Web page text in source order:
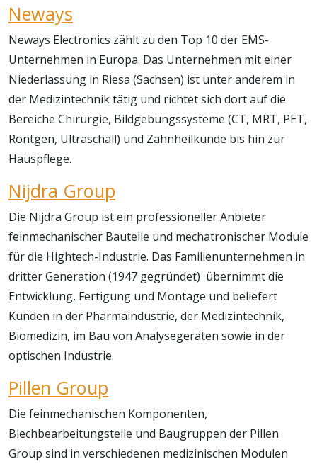
Neways
Neways Electronics zählt zu den Top 10 der EMS-
Unternehmen in Europa. Das Unternehmen mit einer
Niederlassung in Riesa (Sachsen) ist unter anderem in
der Medizintechnik tätig und richtet sich dort auf die
Bereiche Chirurgie, Bildgebungssysteme (CT, MRT, PET,
Röntgen, Ultraschall) und Zahnheilkunde bis hin zur
Hauspflege.
Nijdra Group
Die Nijdra Group ist ein professioneller Anbieter
feinmechanischer Bauteile und mechatronischer Module
für die Hightech-Industrie. Das Familienunternehmen in
dritter Generation (1947 gegründet) übernimmt die
Entwicklung, Fertigung und Montage und beliefert
Kunden in der Pharmaindustrie, der Medizintechnik,
Biomedizin, im Bau von Analysegeräten sowie in der
optischen Industrie.
Pillen Group
Die feinmechanischen Komponenten,
Blechbearbeitungsteile und Baugruppen der Pillen
Group sind in verschiedenen medizinischen Modulen